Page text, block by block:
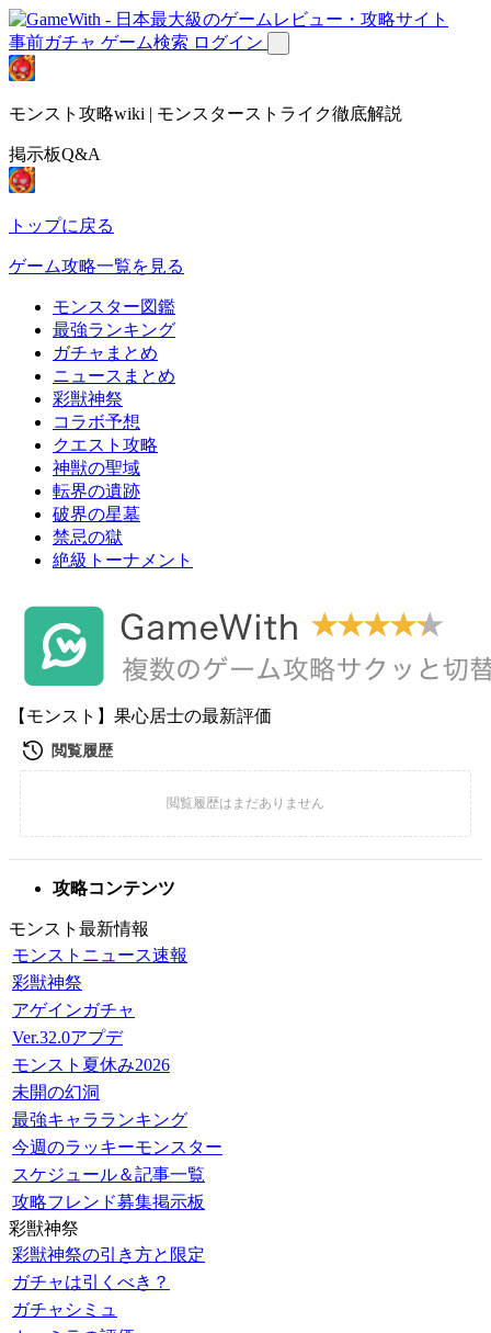
事前ガチャ ゲーム検索 ログイン
モンスト攻略wiki | モンスターストライク徹底解説
掲示板Q&A
トップに戻る
ゲーム攻略一覧を見る
モンスター図鑑
最強ランキング
ガチャまとめ
ニュースまとめ
彩獣神祭
コラボ予想
クエスト攻略
神獣の聖域
転界の遺跡
破界の星墓
禁忌の獄
絶級トーナメント
【モンスト】果心居士の最新評価
攻略コンテンツ
モンスト最新情報
モンストニュース速報
彩獣神祭
アゲインガチャ
Ver.32.0アプデ
モンスト夏休み2026
未開の幻洞
最強キャラランキング
今週のラッキーモンスター
スケジュール＆記事一覧
攻略フレンド募集掲示板
彩獣神祭
彩獣神祭の引き方と限定
ガチャは引くべき？
ガチャシミュ